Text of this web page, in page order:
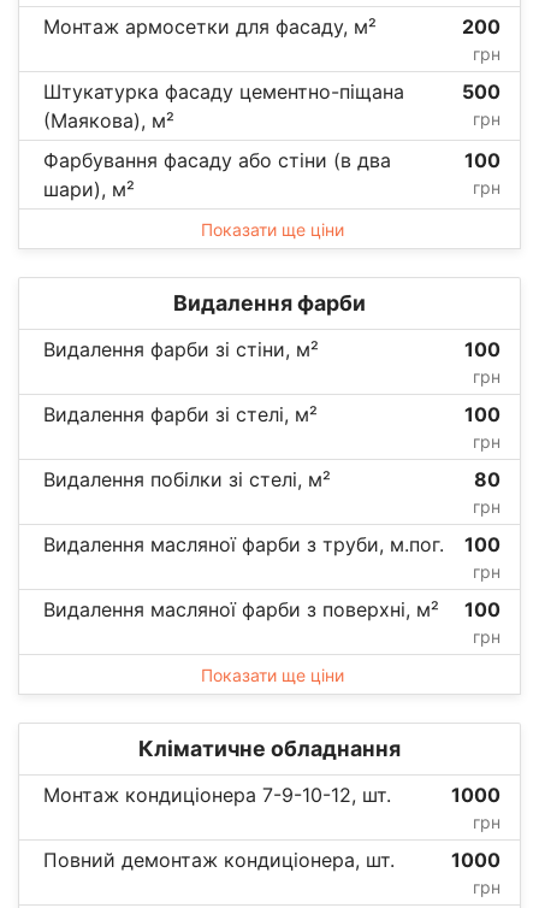
Монтаж армосетки для фасаду, м² 200
грн
Штукатурка фасаду цементно-піщана
(Маякова), м²
500
грн
Фарбування фасаду або стіни (в два
шари), м²
100
грн
Показати ще ціни
Видалення фарби
Видалення фарби зі стіни, м² 100
грн
Видалення фарби зі стелі, м² 100
грн
Видалення побілки зі стелі, м² 80
грн
Видалення масляної фарби з труби, м.пог. 100
грн
Видалення масляної фарби з поверхні, м² 100
грн
Показати ще ціни
Кліматичне обладнання
Монтаж кондиціонера 7-9-10-12, шт. 1000
грн
Повний демонтаж кондиціонера, шт. 1000
грн